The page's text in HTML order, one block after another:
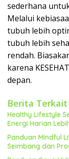
sederhana
Melalui
tubuh lebih
tubuh lebih
rendah.
karena
depan.
Berita Terkait
Healthy Lifestyle
Energi Harian
Panduan Mindful
Seimbang dan